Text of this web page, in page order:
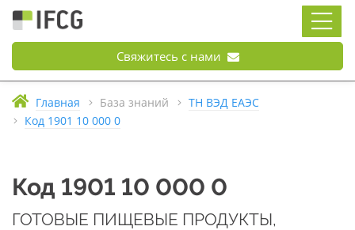
Свяжитесь с нами
Главная База знаний
ТН ВЭД ЕАЭС
Код 1901 10 000 0
Код 1901 10 000 0
ГОТОВЫЕ ПИЩЕВЫЕ ПРОДУКТЫ,